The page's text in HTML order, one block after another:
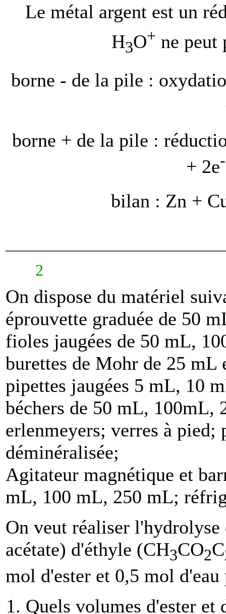
Le métal argent est un
H3O+ ne peut
borne - de la pile :
borne + de la pile :
+ 2e
bilan : Zn +
2
On dispose du matériel
éprouvette graduée de 50
fioles jaugées de 50 mL,
burettes de Mohr de 25 mL
pipettes jaugées 5 mL, 10
béchers de 50 mL, 100mL,
erlenmeyers; verres à pied;
déminéralisée;
Agitateur magnétique et
mL, 100 mL, 250 mL;
On veut réaliser
acétate) d'éthyle (CH3CO2C
mol d'ester et 0,5 mol d'eau
Quels volumes d'ester